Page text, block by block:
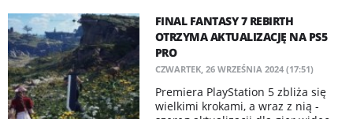
FINAL FANTASY 7 REBIRTH
OTRZYMA AKTUALIZACJĘ NA PS5
PRO
CZWARTEK, 26 WRZEŚNIA 2024 (17:51)
Premiera PlayStation 5 zbliża się
wielkimi krokami, a wraz z nią -